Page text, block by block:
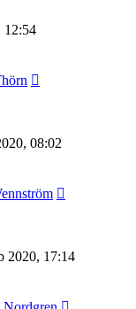
12:54
08:02
2020, 17:14